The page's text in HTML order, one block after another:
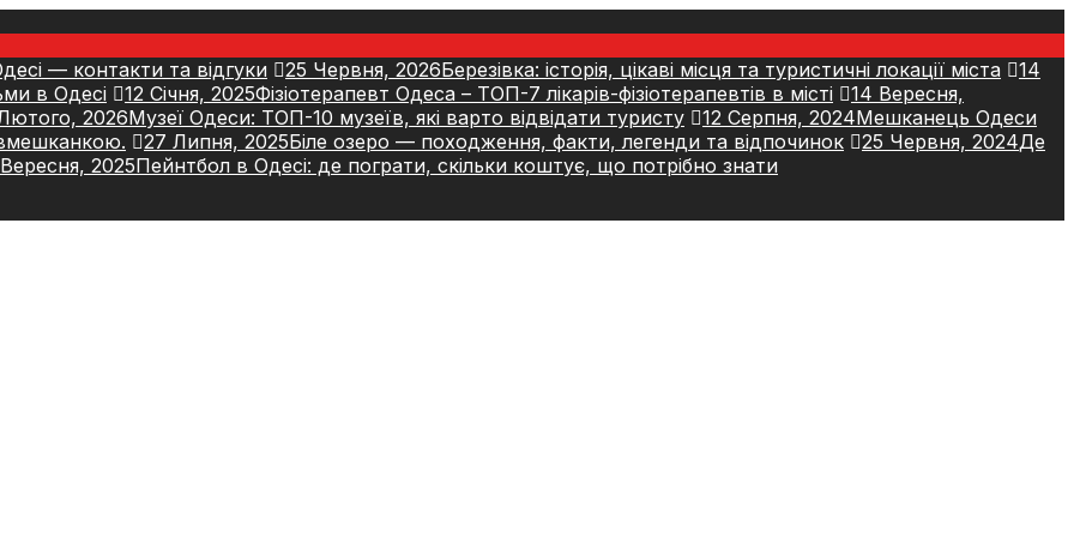
— контакти та відгуки 25 Червня, 2026Березівка: історія, цікаві місця та туристичні локації міста
14
в Одесі 12 Січня, 2025Фізіотерапевт Одеса – ТОП-7 лікарів-фізіотерапевтів в місті
14 Вересня,
2026Музеї Одеси: ТОП-10 музеїв, які варто відвідати туристу 12 Серпня, 2024Мешканець Одеси
27 Липня, 2025Біле озеро — походження, факти, легенди та відпочинок 25 Червня, 2024Де
2025Пейнтбол в Одесі: де пограти, скільки коштує, що потрібно знати